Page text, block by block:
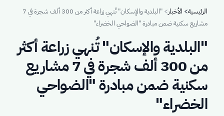
Breadcrumb
الرئيسية الأخبار
"البلدية والإسكان" تُنهي زراعة أكثر من 300 ألف شجرة في 7
مشاريع سكنية ضمن مبادرة "الضواحي الخضراء"
"البلدية والإسكان" تُنهي زراعة أكثر
من 300 ألف شجرة في 7 مشاريع
سكنية ضمن مبادرة "الضواحي
الخضراء"